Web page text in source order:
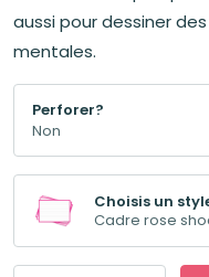
aussi pour dessiner
mentales.
Perforer?
Choisis un
Cadre rose